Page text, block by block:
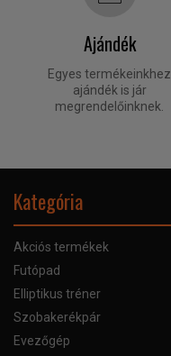
Ajándék
Egyes termékeinkhez
ajándék is jár
megrendelőinknek.
Kategória
Akciós termékek
Futópad
Elliptikus tréner
Szobakerékpár
Evezőgép